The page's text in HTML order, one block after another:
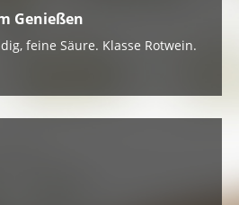
Genießen
feine Säure. Klasse Rotwein.